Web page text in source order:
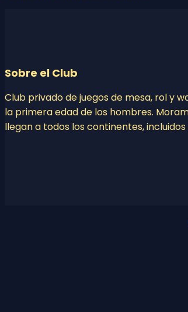
Sobre el Club
Club privado de juegos de mesa, rol y
la primera edad de los hombres.
llegan a todos los continentes, incluidos